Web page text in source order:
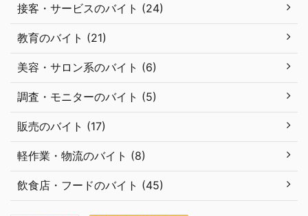
接客・サービスのバイト (24)
教育のバイト (21)
美容・サロン系のバイト (6)
調査・モニターのバイト (5)
販売のバイト (17)
軽作業・物流のバイト (8)
飲食店・フードのバイト (45)